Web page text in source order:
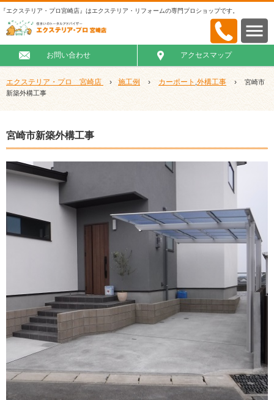
『エクステリア・プロ宮崎店』はエクステリア・リフォームの専門プロショップです。
お問い合わせ アクセスマップ
エクステリア・プロ 宮崎店 › 施工例 › カーポート 外構工事 ›
宮崎市
新築外構工事
宮崎市新築外構工事